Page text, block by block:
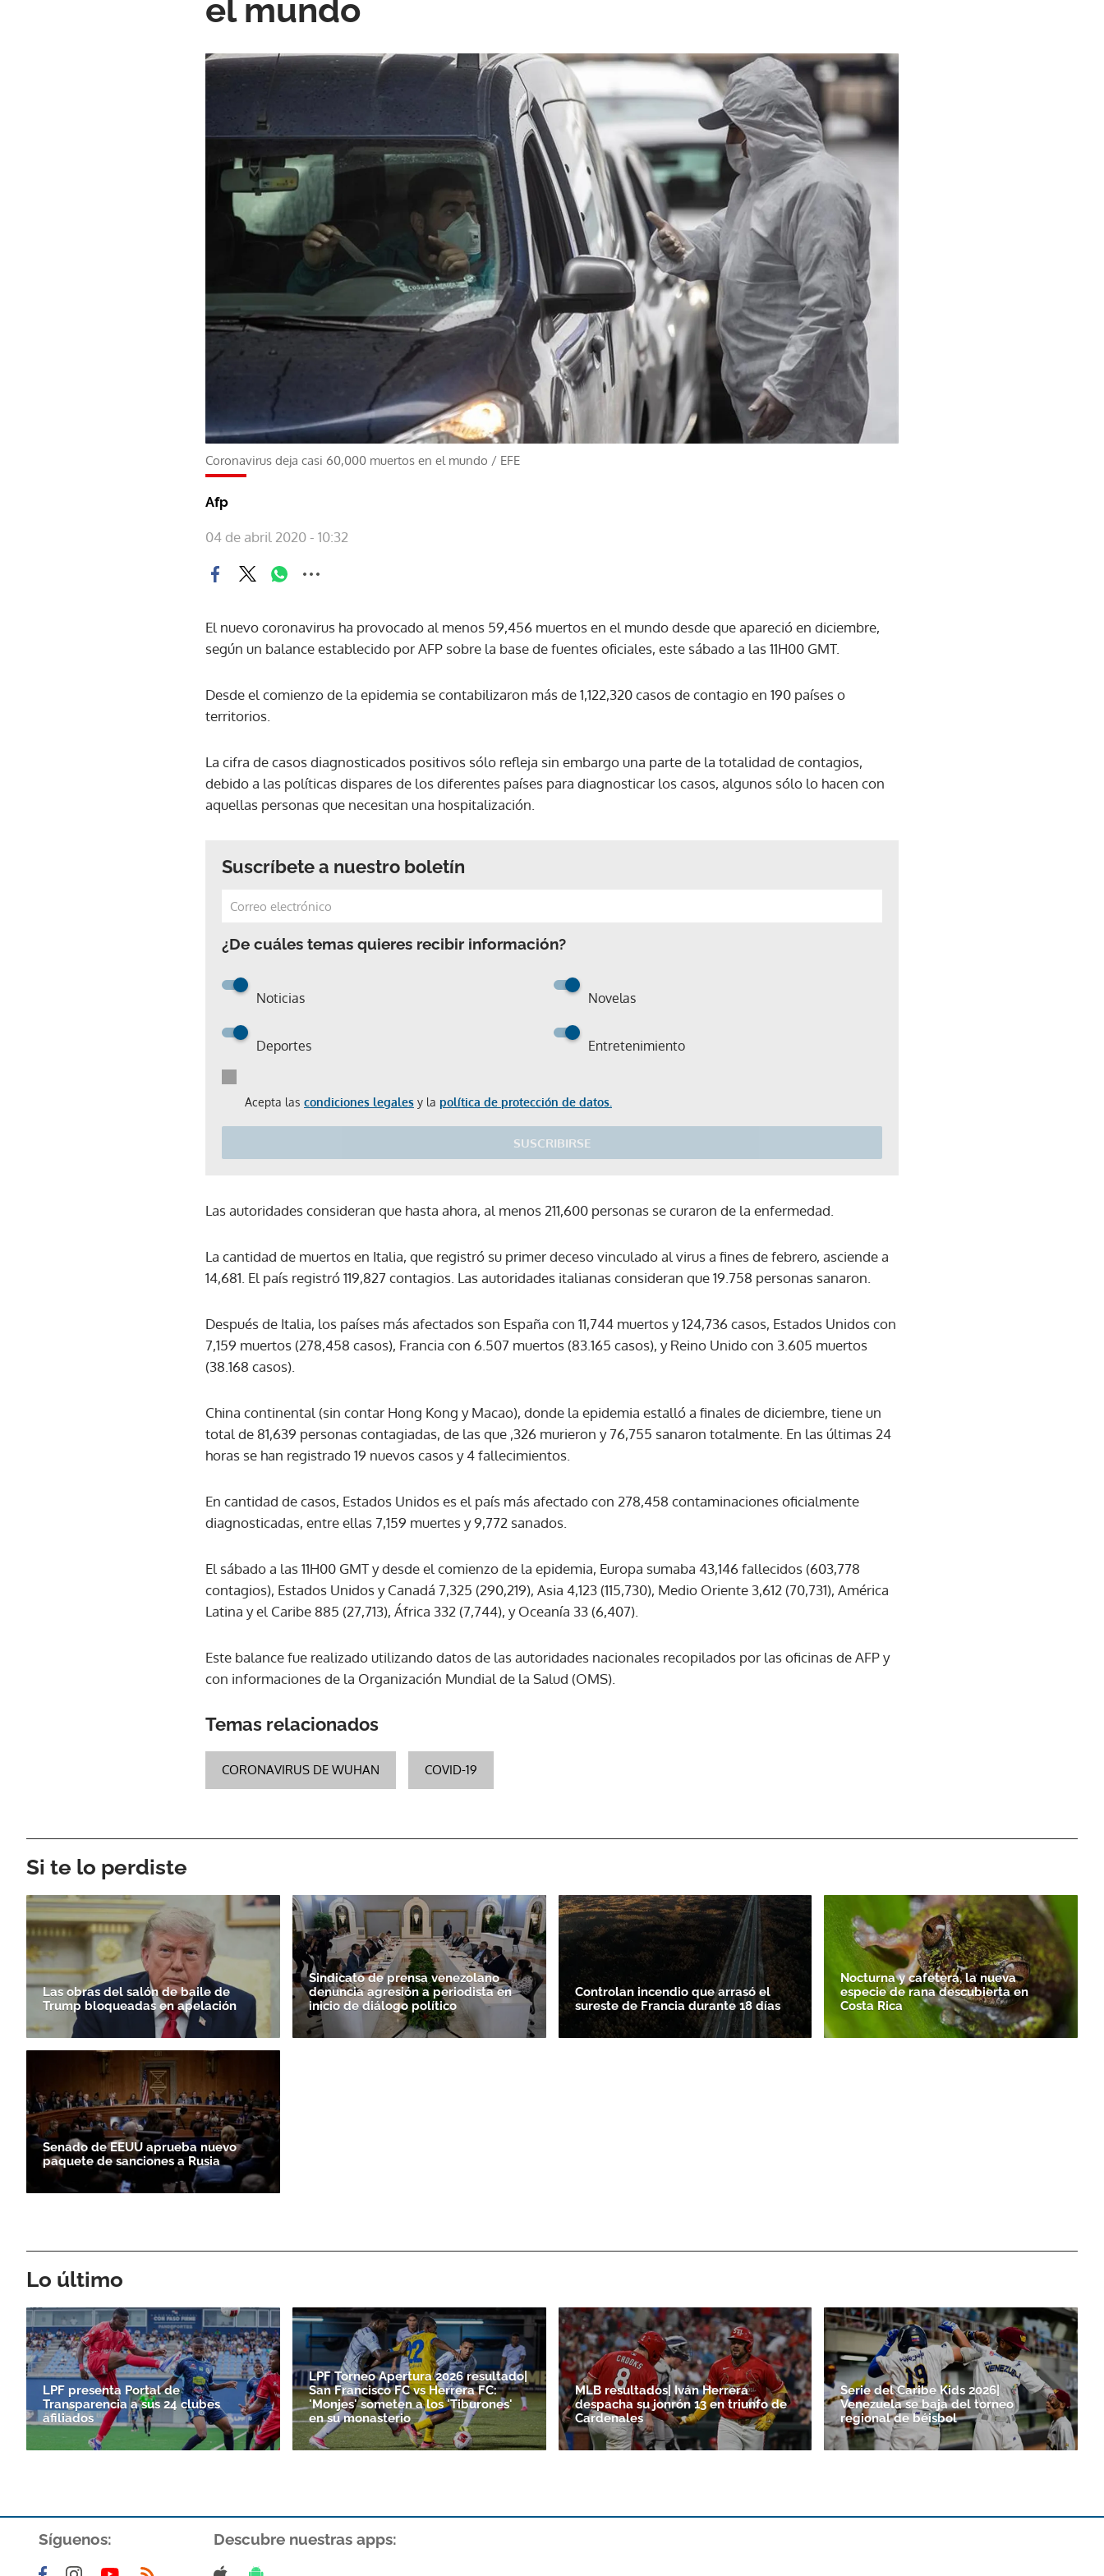
el mundo
Coronavirus deja casi 60,000 muertos en el mundo / EFE
Afp
04 de abril 2020 - 10:32
El nuevo coronavirus ha provocado al menos 59,456 muertos en el mundo desde que apareció en diciembre,
según un balance establecido por AFP sobre la base de fuentes oficiales, este sábado a las 11H00 GMT.
Desde el comienzo de la epidemia se contabilizaron más de 1,122,320 casos de contagio en 190 países o
territorios.
La cifra de casos diagnosticados positivos sólo refleja sin embargo una parte de la totalidad de contagios,
debido a las políticas dispares de los diferentes países para diagnosticar los casos, algunos sólo lo hacen con
aquellas personas que necesitan una hospitalización.
Suscríbete a nuestro boletín
¿De cuáles temas quieres recibir información?
Noticias Novelas
Deportes Entretenimiento
Acepta las condiciones legales y la política de protección de datos.
SUSCRIBIRSE
Gracias por suscribirte a nuestro boletín.
Las autoridades consideran que hasta ahora, al menos 211,600 personas se curaron de la enfermedad.
La cantidad de muertos en Italia, que registró su primer deceso vinculado al virus a fines de febrero, asciende a
14,681. El país registró 119,827 contagios. Las autoridades italianas consideran que 19.758 personas sanaron.
Después de Italia, los países más afectados son España con 11,744 muertos y 124,736 casos, Estados Unidos con
7,159 muertos (278,458 casos), Francia con 6.507 muertos (83.165 casos), y Reino Unido con 3.605 muertos
(38.168 casos).
China continental (sin contar Hong Kong y Macao), donde la epidemia estalló a finales de diciembre, tiene un
total de 81,639 personas contagiadas, de las que ,326 murieron y 76,755 sanaron totalmente. En las últimas 24
horas se han registrado 19 nuevos casos y 4 fallecimientos.
En cantidad de casos, Estados Unidos es el país más afectado con 278,458 contaminaciones oficialmente
diagnosticadas, entre ellas 7,159 muertes y 9,772 sanados.
El sábado a las 11H00 GMT y desde el comienzo de la epidemia, Europa sumaba 43,146 fallecidos (603,778
contagios), Estados Unidos y Canadá 7,325 (290,219), Asia 4,123 (115,730), Medio Oriente 3,612 (70,731), América
Latina y el Caribe 885 (27,713), África 332 (7,744), y Oceanía 33 (6,407).
Este balance fue realizado utilizando datos de las autoridades nacionales recopilados por las oficinas de AFP y
con informaciones de la Organización Mundial de la Salud (OMS).
Temas relacionados
CORONAVIRUS DE WUHAN COVID-19
Si te lo perdiste
Las obras del salón de baile de
Trump bloqueadas en apelación
Sindicato de prensa venezolano
denuncia agresión a periodista en
inicio de diálogo político
Controlan incendio que arrasó el
sureste de Francia durante 18 días
Nocturna y cafetera, la nueva
especie de rana descubierta en
Costa Rica
Senado de EEUU aprueba nuevo
paquete de sanciones a Rusia
Lo último
LPF presenta Portal de
Transparencia a sus 24 clubes
afiliados
LPF Torneo Apertura 2026 resultado|
San Francisco FC vs Herrera FC:
'Monjes' someten a los 'Tiburones'
en su monasterio
MLB resultados| Iván Herrera
despacha su jonrón 13 en triunfo de
Cardenales
Serie del Caribe Kids 2026|
Venezuela se baja del torneo
regional de béisbol
Síguenos: Descubre nuestras apps: